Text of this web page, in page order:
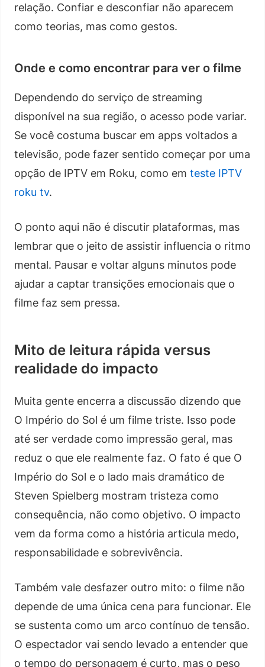
relação. Confiar e desconfiar não aparecem
como teorias, mas como gestos.
Onde e como encontrar para ver o filme
Dependendo do serviço de streaming
disponível na sua região, o acesso pode variar.
Se você costuma buscar em apps voltados a
televisão, pode fazer sentido começar por uma
opção de IPTV em Roku, como em teste IPTV
roku tv.
O ponto aqui não é discutir plataformas, mas
lembrar que o jeito de assistir influencia o ritmo
mental. Pausar e voltar alguns minutos pode
ajudar a captar transições emocionais que o
filme faz sem pressa.
Mito de leitura rápida versus
realidade do impacto
Muita gente encerra a discussão dizendo que
O Império do Sol é um filme triste. Isso pode
até ser verdade como impressão geral, mas
reduz o que ele realmente faz. O fato é que O
Império do Sol e o lado mais dramático de
Steven Spielberg mostram tristeza como
consequência, não como objetivo. O impacto
vem da forma como a história articula medo,
responsabilidade e sobrevivência.
Também vale desfazer outro mito: o filme não
depende de uma única cena para funcionar. Ele
se sustenta como um arco contínuo de tensão.
O espectador vai sendo levado a entender que
o tempo do personagem é curto, mas o peso